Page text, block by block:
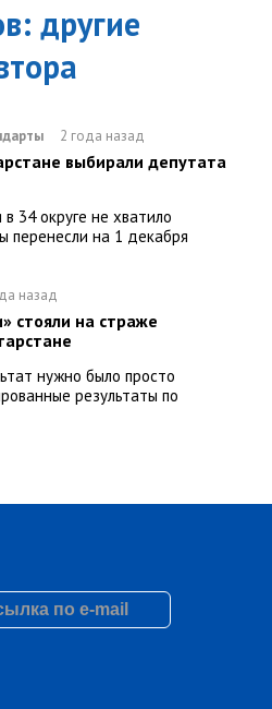
: другие
2 года назад
выбирали депутата
34 округе не хватило
перенесли на 1 декабря
назад
стояли на страже
нужно было просто
результаты по